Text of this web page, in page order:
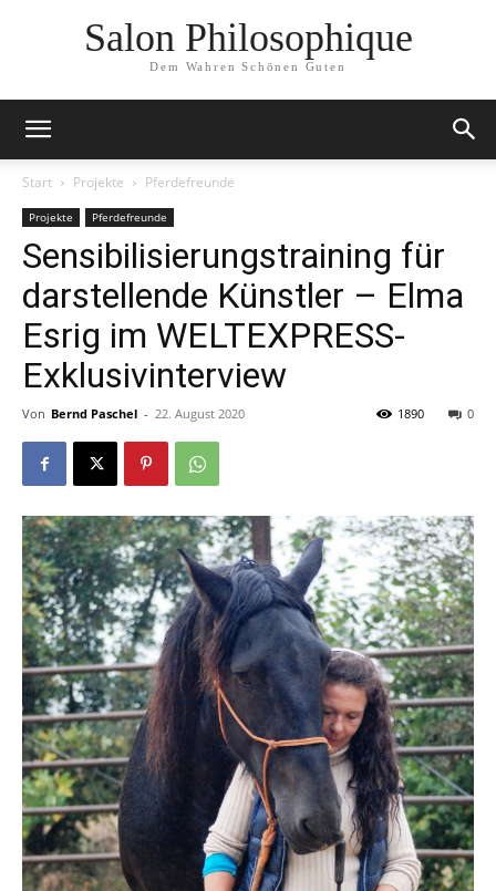
Salon Philosophique
Dem Wahren Schönen Guten
Start Projekte Pferdefreunde
Projekte Pferdefreunde
Sensibilisierungstraining für
darstellende Künstler – Elma
Esrig im WELTEXPRESS-
Exklusivinterview
Von Bernd Paschel - 22. August 2020 0
1890